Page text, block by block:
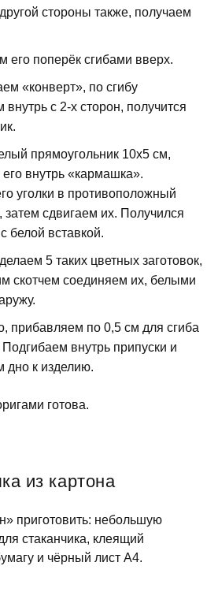
стороны также, получаем
его поперёк сгибами вверх.
«конверт», по сгибу
внутрь с 2-х сторон, получится
прямоугольник 10х5 см,
внутрь «кармашка».
уголки в противоположный
сдвигаем их. Получился
белой вставкой.
5 таких цветных заготовок,
скотчем соединяем их, белыми
прибавляем по 0,5 см для сгиба
внутрь припуски и
дно к изделию.
готова.
из картона
приготовить: небольшую
стаканчика, клеящий
и чёрный лист А4.